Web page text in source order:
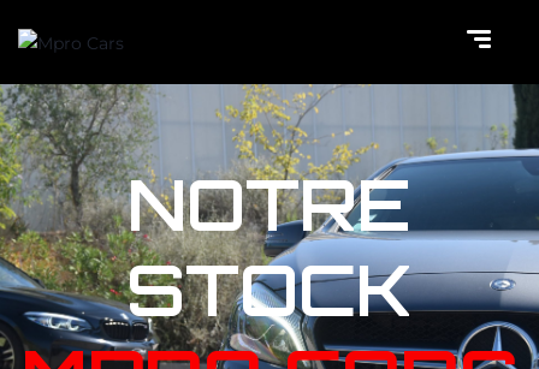
NOTRE
STOCK